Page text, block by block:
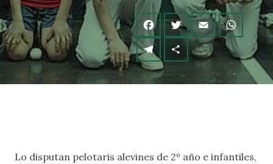
Lo disputan pelotaris alevines de 2º año e infantiles,